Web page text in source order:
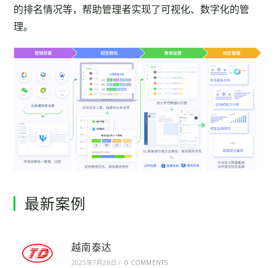
的排名情况等，帮助管理者实现了可视化、数字化的管
理。
最新案例
越南泰达
2025年7月29日 / 0 COMMENTS